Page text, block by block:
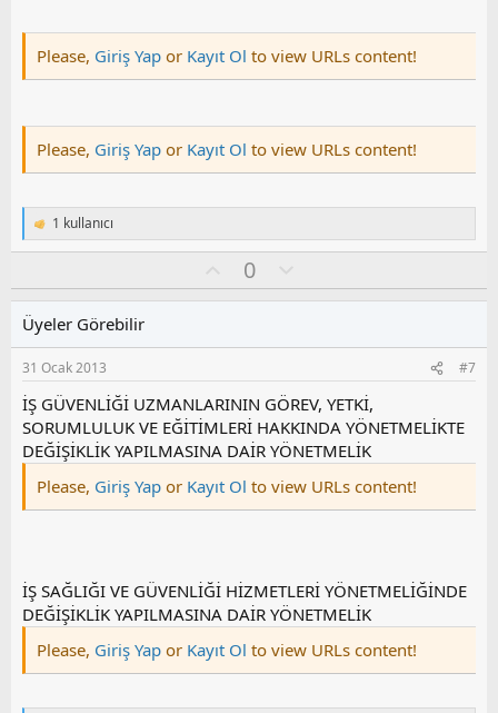
Please, Giriş Yap or Kayıt Ol to view URLs content!
Please, Giriş Yap or Kayıt Ol to view URLs content!
T
e
i
l
e
r
:
1 kullanıcı
y
0
l
s
u
z
o
y
l
a
Üyeler Görebilir
31 Ocak 2013 #7
İŞ GÜVENLİĞİ UZMANLARININ GÖREV, YETKİ,
SORUMLULUK VE EĞİTİMLERİ HAKKINDA YÖNETMELİKTE
DEĞİŞİKLİK YAPILMASINA DAİR YÖNETMELİK
Please, Giriş Yap or Kayıt Ol to view URLs content!
İŞ SAĞLIĞI VE GÜVENLİĞİ HİZMETLERİ YÖNETMELİĞİNDE
DEĞİŞİKLİK YAPILMASINA DAİR YÖNETMELİK
Please, Giriş Yap or Kayıt Ol to view URLs content!